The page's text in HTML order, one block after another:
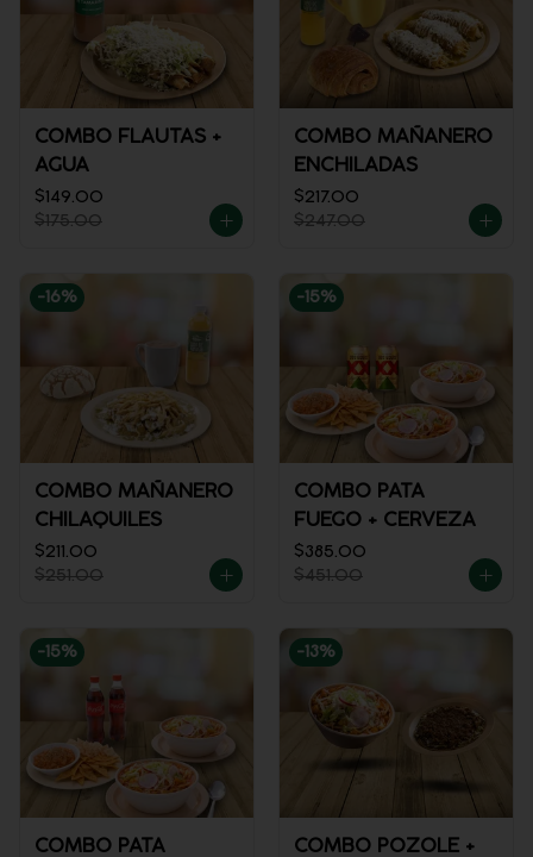
COMBO FLAUTAS +
AGUA
$149.00
$175.00
COMBO MAÑANERO
ENCHILADAS
$217.00
$247.00
-16%
COMBO MAÑANERO
CHILAQUILES
$211.00
$251.00
-15%
COMBO PATA
FUEGO + CERVEZA
$385.00
$451.00
-15%
COMBO PATA
-13%
COMBO POZOLE +